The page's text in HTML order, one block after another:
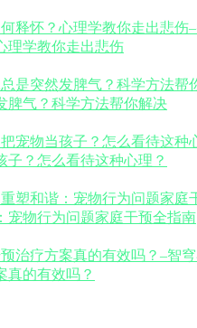
理学教你走出悲伤
脾气？科学方法帮你解决
子？怎么看待这种心理？
宠物行为问题家庭干预全指南
真的有效吗？